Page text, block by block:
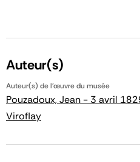
Auteur(s)
Auteur(s) de l'œuvre du musée
Pouzadoux, Jean - 3 avril
Viroflay